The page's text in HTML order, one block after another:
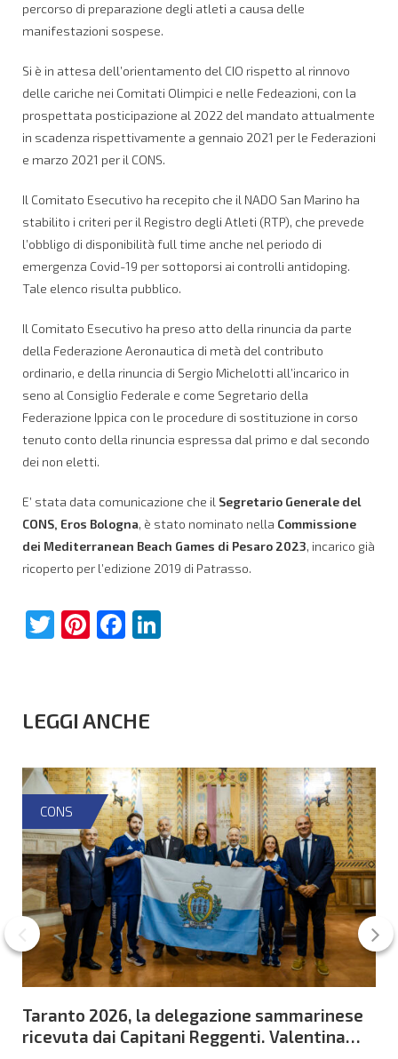
percorso di preparazione degli atleti a causa delle
manifestazioni sospese.
Si è in attesa dell’orientamento del CIO rispetto al rinnovo
delle cariche nei Comitati Olimpici e nelle Fedeazioni, con la
prospettata posticipazione al 2022 del mandato attualmente
in scadenza rispettivamente a gennaio 2021 per le Federazioni
e marzo 2021 per il CONS.
Il Comitato Esecutivo ha recepito che il NADO San Marino ha
stabilito i criteri per il Registro degli Atleti (RTP), che prevede
l’obbligo di disponibilità full time anche nel periodo di
emergenza Covid-19 per sottoporsi ai controlli antidoping.
Tale elenco risulta pubblico.
Il Comitato Esecutivo ha preso atto della rinuncia da parte
della Federazione Aeronautica di metà del contributo
ordinario, e della rinuncia di Sergio Michelotti all’incarico in
seno al Consiglio Federale e come Segretario della
Federazione Ippica con le procedure di sostituzione in corso
tenuto conto della rinuncia espressa dal primo e dal secondo
dei non eletti.
E’ stata data comunicazione che il Segretario Generale del
CONS, Eros Bologna, è stato nominato nella Commissione
dei Mediterranean Beach Games di Pesaro 2023, incarico già
ricoperto per l’edizione 2019 di Patrasso.
Twitter
Pinterest
Facebook
LEGGI ANCHE
CONS
Taranto 2026, la delegazione sammarinese
ricevuta dai Capitani Reggenti. Valentina